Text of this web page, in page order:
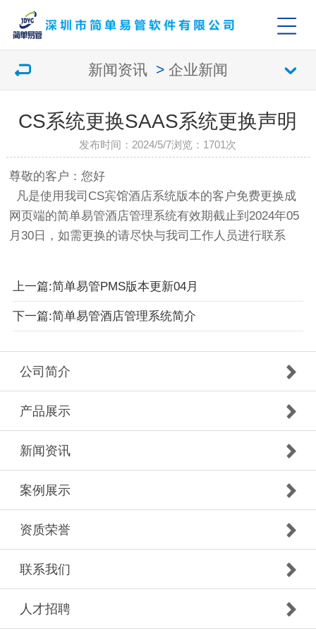
新闻资讯 > 企业新闻
CS系统更换SAAS系统更换声明
发布时间：2024/5/7浏览： 1701次
尊敬的客户：您好
凡是使用我司CS宾馆酒店系统版本的客户免费更换成
网页端的简单易管酒店管理系统有效期截止到2024年05
月30日，如需更换的请尽快与我司工作人员进行联系
上一篇:简单易管PMS版本更新04月
下一篇:简单易管酒店管理系统简介
公司简介
产品展示
新闻资讯
案例展示
资质荣誉
联系我们
人才招聘